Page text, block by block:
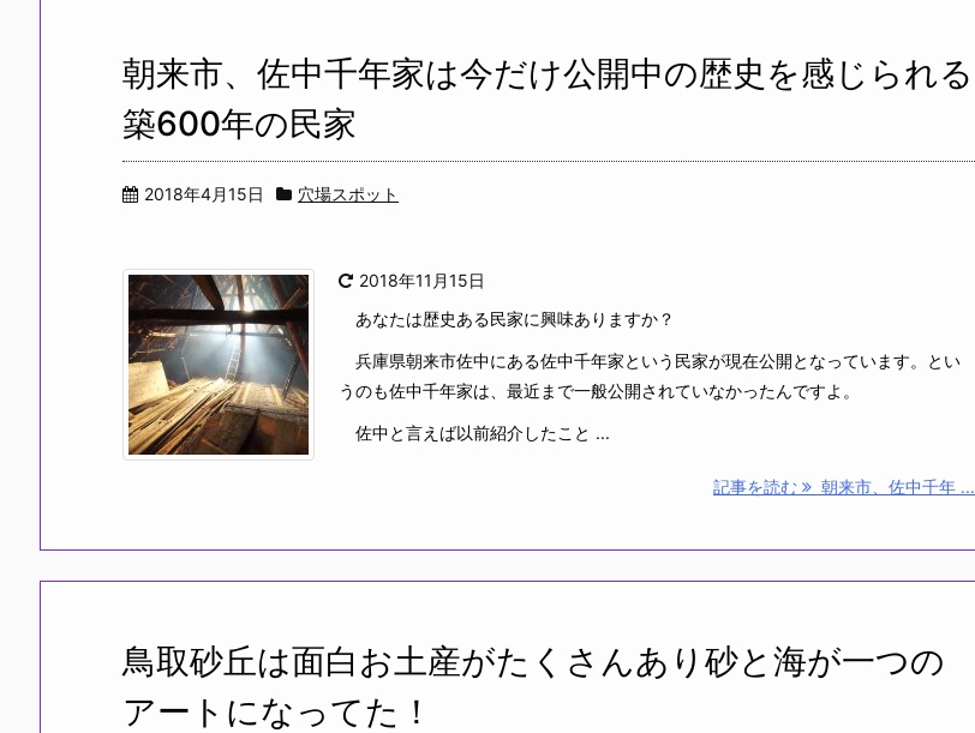
朝来市、佐中千年家は今だけ公開中の歴史を感じられる
築600年の民家
2018年4月15日 穴場スポット
2018年11月15日
あなたは歴史ある民家に興味ありますか？
兵庫県朝来市佐中にある佐中千年家という民家が現在公開となっています。とい
うのも佐中千年家は、最近まで一般公開されていなかったんですよ。
佐中と言えば以前紹介したこと ...
記事を読む 朝来市、佐中千年 ...
鳥取砂丘は面白お土産がたくさんあり砂と海が一つの
アートになってた！